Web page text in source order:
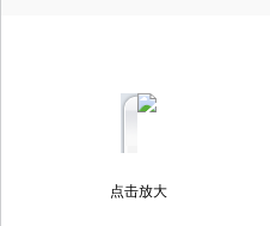
点击放大